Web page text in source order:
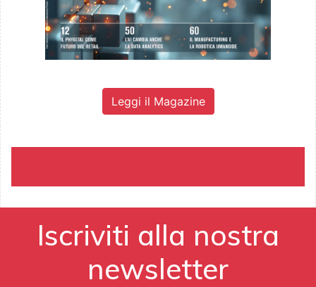
Leggi il Magazine
Iscriviti alla nostra
newsletter